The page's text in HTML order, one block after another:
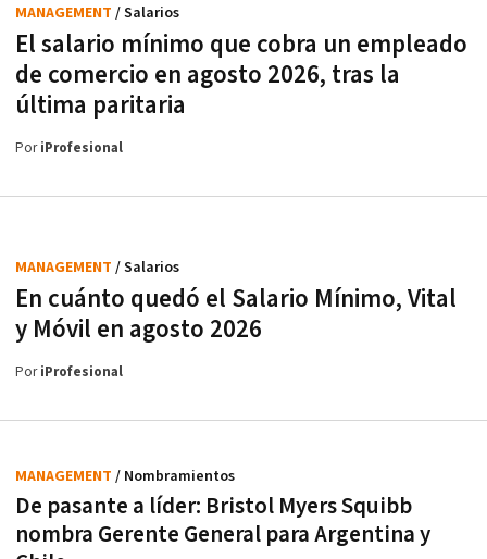
El salario mínimo que cobra un empleado
de comercio en agosto 2026, tras la
última paritaria
MANAGEMENT / Salarios
PoriProfesional
En cuánto quedó el Salario Mínimo, Vital
y Móvil en agosto 2026
MANAGEMENT / Salarios
PoriProfesional
De pasante a líder: Bristol Myers Squibb
nombra Gerente General para Argentina y
MANAGEMENT / Nombramientos